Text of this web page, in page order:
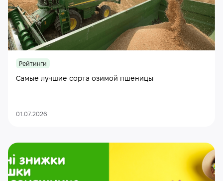
Рейтинги
Самые лучшие сорта озимой пшеницы
01.07.2026